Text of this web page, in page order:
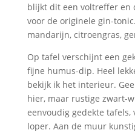
blijkt dit een voltreffer en
voor de originele gin-
mandarijn, citroengras,
Op tafel verschijnt een
fijne humus-dip. Heel
bekijk ik het interieur.
hier, maar rustige zwart-
eenvoudig gedekte tafels,
loper. Aan de muur